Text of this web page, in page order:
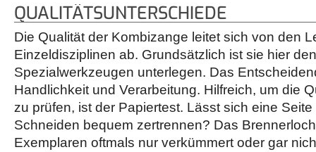
QUALITÄTSUNTERSCHIEDE
Die Qualität der Kombizange leitet sich von den
Einzeldisziplinen ab. Grundsätzlich ist sie hier
Spezialwerkzeugen unterlegen. Das
Handlichkeit und Verarbeitung. Hilfreich, um die
zu prüfen, ist der Papiertest. Lässt sich eine
Schneiden bequem zertrennen? Das
Exemplaren oftmals nur verkümmert oder gar